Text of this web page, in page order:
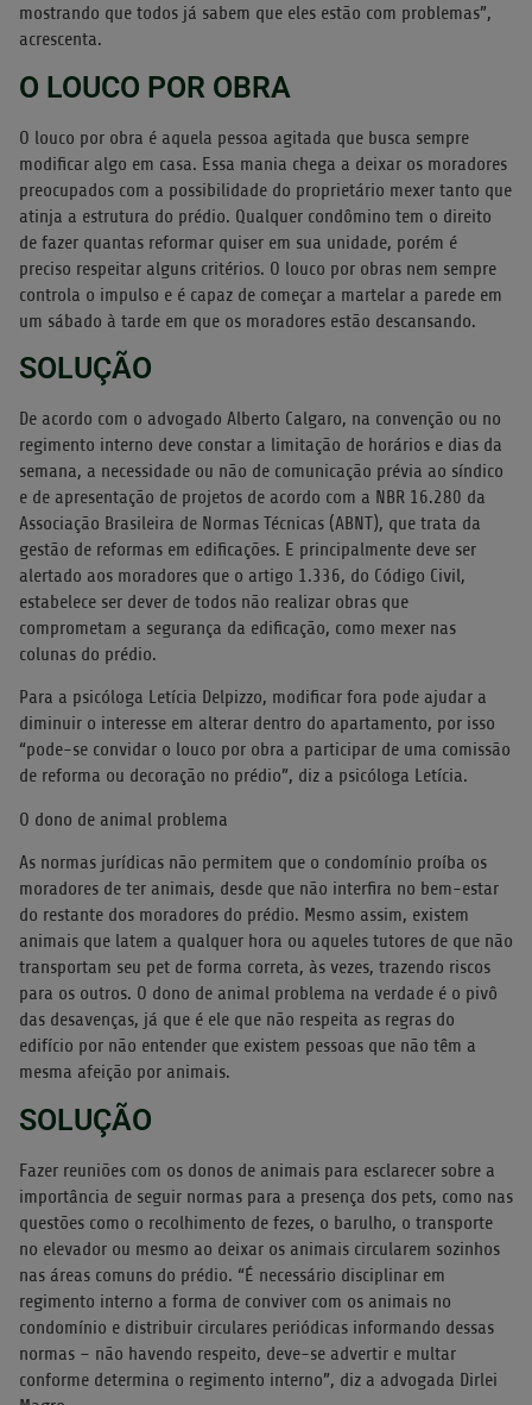
mostrando que todos já sabem que eles estão com problemas”,
acrescenta.
O LOUCO POR OBRA
O louco por obra é aquela pessoa agitada que busca sempre
modificar algo em casa. Essa mania chega a deixar os moradores
preocupados com a possibilidade do proprietário mexer tanto que
atinja a estrutura do prédio. Qualquer condômino tem o direito
de fazer quantas reformar quiser em sua unidade, porém é
preciso respeitar alguns critérios. O louco por obras nem sempre
controla o impulso e é capaz de começar a martelar a parede em
um sábado à tarde em que os moradores estão descansando.
SOLUÇÃO
De acordo com o advogado Alberto Calgaro, na convenção ou no
regimento interno deve constar a limitação de horários e dias da
semana, a necessidade ou não de comunicação prévia ao síndico
e de apresentação de projetos de acordo com a NBR 16.280 da
Associação Brasileira de Normas Técnicas (ABNT), que trata da
gestão de reformas em edificações. E principalmente deve ser
alertado aos moradores que o artigo 1.336, do Código Civil,
estabelece ser dever de todos não realizar obras que
comprometam a segurança da edificação, como mexer nas
colunas do prédio.
Para a psicóloga Letícia Delpizzo, modificar fora pode ajudar a
diminuir o interesse em alterar dentro do apartamento, por isso
“pode-se convidar o louco por obra a participar de uma comissão
de reforma ou decoração no prédio”, diz a psicóloga Letícia.
O dono de animal problema
As normas jurídicas não permitem que o condomínio proíba os
moradores de ter animais, desde que não interfira no bem-estar
do restante dos moradores do prédio. Mesmo assim, existem
animais que latem a qualquer hora ou aqueles tutores de que não
transportam seu pet de forma correta, às vezes, trazendo riscos
para os outros. O dono de animal problema na verdade é o pivô
das desavenças, já que é ele que não respeita as regras do
edifício por não entender que existem pessoas que não têm a
mesma afeição por animais.
SOLUÇÃO
Fazer reuniões com os donos de animais para esclarecer sobre a
importância de seguir normas para a presença dos pets, como nas
questões como o recolhimento de fezes, o barulho, o transporte
no elevador ou mesmo ao deixar os animais circularem sozinhos
nas áreas comuns do prédio. “É necessário disciplinar em
regimento interno a forma de conviver com os animais no
condomínio e distribuir circulares periódicas informando dessas
normas – não havendo respeito, deve-se advertir e multar
conforme determina o regimento interno”, diz a advogada Dirlei